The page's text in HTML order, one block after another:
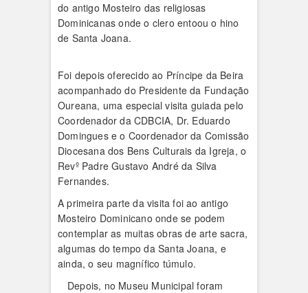
do antigo Mosteiro das religiosas
Dominicanas onde o clero entoou o hino
de Santa Joana.
Foi depois oferecido ao Príncipe da Beira
acompanhado do Presidente da Fundação
Oureana, uma especial visita guiada pelo
Coordenador da CDBCIA, Dr. Eduardo
Domingues e o Coordenador da Comissão
Diocesana dos Bens Culturais da Igreja, o
Revº Padre Gustavo André da Silva
Fernandes.
A primeira parte da visita foi ao antigo
Mosteiro Dominicano onde se podem
contemplar as muitas obras de arte sacra,
algumas do tempo da Santa Joana, e
ainda, o seu magnífico túmulo.
Depois, no Museu Municipal foram